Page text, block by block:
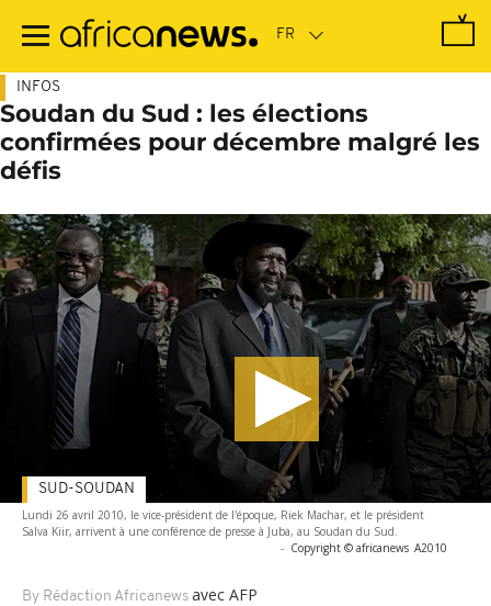
contenu
INFOS
Soudan du Sud : les élections
confirmées pour décembre malgré les
défis
Lundi 26 avril 2010, le vice-président de l'époque, Riek Machar, et le président
Salva Kiir, arrivent à une conférence de presse à Juba, au Soudan du Sud.
- Copyright © africanews A2010
By Rédaction Africanews avec AFP
SUD-SOUDAN